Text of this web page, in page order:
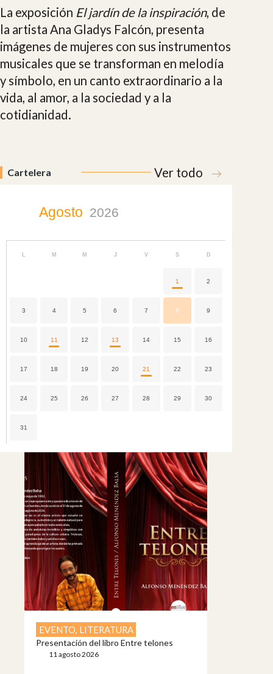
La exposición El jardín de la inspiración, de
la artista Ana Gladys Falcón, presenta
imágenes de mujeres con sus instrumentos
musicales que se transforman en melodía
y símbolo, en un canto extraordinario a la
vida, al amor, a la sociedad y a la
cotidianidad.
Cartelera Ver todo
Agosto 2026
L M M J V S D
1 2
3 4 5 6 7 8 9
10 11 12 13 14 15 16
17 18 19 20 21 22 23
24 25 26 27 28 29 30
31
EVENTO, LITERATURA
Presentación del libro Entre telones
11 agosto 2026